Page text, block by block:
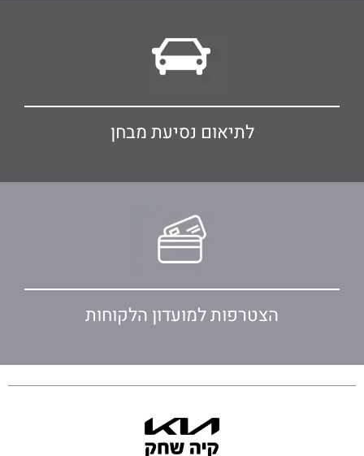
לתיאום נסיעת מבחן
הצטרפות למועדון הלקוחות